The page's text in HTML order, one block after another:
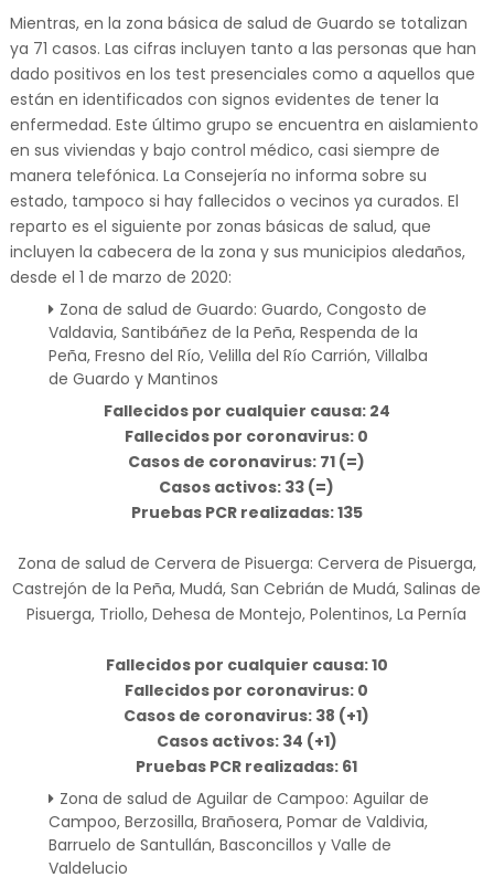
Mientras, en la zona básica de salud de Guardo se totalizan
ya 71 casos. Las cifras incluyen tanto a las personas que han
dado positivos en los test presenciales como a aquellos que
están en identificados con signos evidentes de tener la
enfermedad. Este último grupo se encuentra en aislamiento
en sus viviendas y bajo control médico, casi siempre de
manera telefónica. La Consejería no informa sobre su
estado, tampoco si hay fallecidos o vecinos ya curados. El
reparto es el siguiente por zonas básicas de salud, que
incluyen la cabecera de la zona y sus municipios aledaños,
desde el 1 de marzo de 2020:
Zona de salud de Guardo: Guardo, Congosto de
Valdavia, Santibáñez de la Peña, Respenda de la
Peña, Fresno del Río, Velilla del Río Carrión, Villalba
de Guardo y Mantinos
Fallecidos por cualquier causa: 24
Fallecidos por coronavirus: 0
Casos de coronavirus: 71 (=)
Casos activos: 33 (=)
Pruebas PCR realizadas: 135
Zona de salud de Cervera de Pisuerga: Cervera de Pisuerga,
Castrejón de la Peña, Mudá, San Cebrián de Mudá, Salinas de
Pisuerga, Triollo, Dehesa de Montejo, Polentinos, La Pernía
Fallecidos por cualquier causa: 10
Fallecidos por coronavirus: 0
Casos de coronavirus: 38 (+1)
Casos activos: 34 (+1)
Pruebas PCR realizadas: 61
Zona de salud de Aguilar de Campoo: Aguilar de
Campoo, Berzosilla, Brañosera, Pomar de Valdivia,
Barruelo de Santullán, Basconcillos y Valle de
Valdelucio